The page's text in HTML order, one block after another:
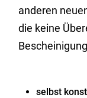
anderen
die keine
selbst